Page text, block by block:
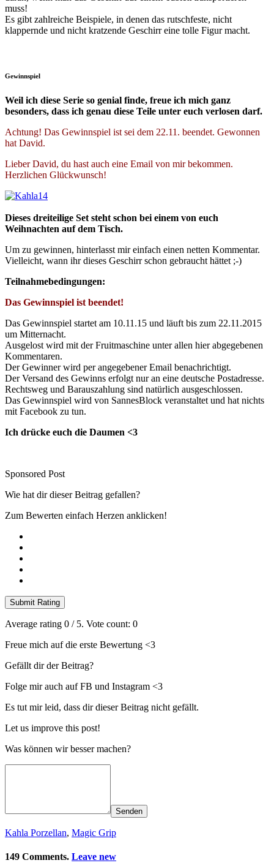
muss!
Es gibt zahlreiche Beispiele, in denen das rutschfeste, nicht
klappernde und nicht kratzende Geschirr eine tolle Figur macht.
Gewinnspiel
Weil ich diese Serie so genial finde, freue ich mich ganz
besonders, dass ich genau diese Teile unter euch verlosen darf.
Achtung! Das Gewinnspiel ist sei dem 22.11. beendet. Gewonnen
hat David.
Lieber David, du hast auch eine Email von mir bekommen.
Herzlichen Glückwunsch!
Dieses dreiteilige Set steht schon bei einem von euch
Weihnachten auf dem Tisch.
Um zu gewinnen, hinterlasst mir einfach einen netten Kommentar.
Vielleicht, wann ihr dieses Geschirr schon gebraucht hättet ;-)
Teilnahmebedingungen:
Das Gewinnspiel ist beendet!
Das Gewinnspiel startet am 10.11.15 und läuft bis zum 22.11.2015
um Mitternacht.
Ausgelost wird mit der Fruitmaschine unter allen hier abgegebenen
Kommentaren.
Der Gewinner wird per angegebener Email benachrichtigt.
Der Versand des Gewinns erfolgt nur an eine deutsche Postadresse.
Rechtsweg und Barauszahlung sind natürlich ausgeschlossen.
Das Gewinnspiel wird von SannesBlock veranstaltet und hat nichts
mit Facebook zu tun.
Ich drücke euch die Daumen <3
Sponsored Post
Wie hat dir dieser Beitrag gefallen?
Zum Bewerten einfach Herzen anklicken!
Submit Rating
Average rating 0 / 5. Vote count: 0
Freue mich auf die erste Bewertung <3
Gefällt dir der Beitrag?
Folge mir auch auf FB und Instagram <3
Es tut mir leid, dass dir dieser Beitrag nicht gefällt.
Let us improve this post!
Was können wir besser machen?
Senden
Kahla Porzellan, Magic Grip
149 Comments. Leave new